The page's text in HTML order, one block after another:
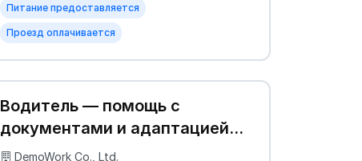
Питание предоставляется
Проезд оплачивается
Водитель — помощь с
документами и адаптацией
для мигрантов
DemoWork Co., Ltd.